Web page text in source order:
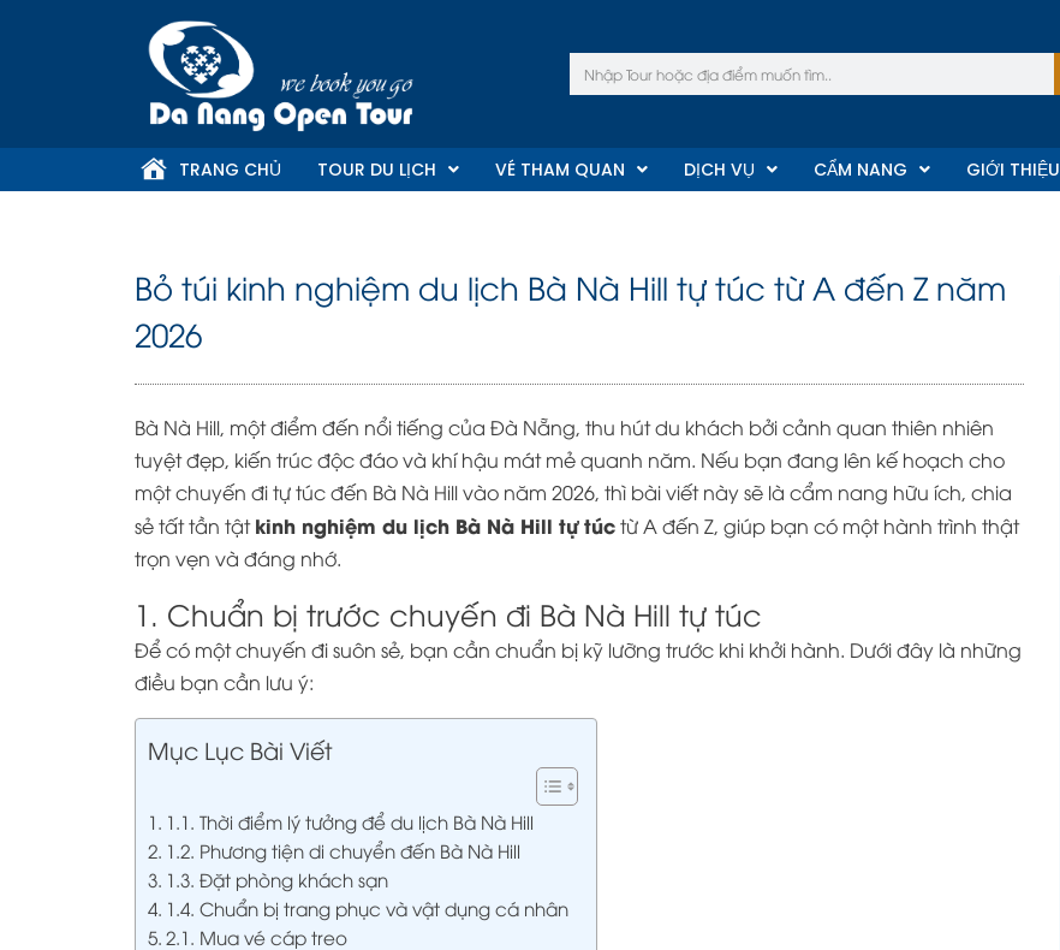
Tìm
kiếm
TRANG CHỦ TOUR DU LỊCH VÉ THAM QUAN DỊCH VỤ CẨM NANG GIỚI THIỆU
Bỏ túi kinh nghiệm du lịch Bà Nà Hill tự túc từ A đến Z năm
2026
Bà Nà Hill, một điểm đến nổi tiếng của Đà Nẵng, thu hút du khách bởi cảnh quan thiên nhiên
tuyệt đẹp, kiến trúc độc đáo và khí hậu mát mẻ quanh năm. Nếu bạn đang lên kế hoạch cho
một chuyến đi tự túc đến Bà Nà Hill vào năm 2026, thì bài viết này sẽ là cẩm nang hữu ích, chia
sẻ tất tần tậtkinh nghiệm du lịch Bà Nà Hill tự túctừ A đến Z, giúp bạn có một hành trình thật
trọn vẹn và đáng nhớ.
1. Chuẩn bị trước chuyến đi Bà Nà Hill tự túc
Để có một chuyến đi suôn sẻ, bạn cần chuẩn bị kỹ lưỡng trước khi khởi hành. Dưới đây là những
điều bạn cần lưu ý:
Mục Lục Bài Viết
1.1. Thời điểm lý tưởng để du lịch Bà Nà Hill
1.2. Phương tiện di chuyển đến Bà Nà Hill
1.3. Đặt phòng khách sạn
1.4. Chuẩn bị trang phục và vật dụng cá nhân
2.1. Mua vé cáp treo